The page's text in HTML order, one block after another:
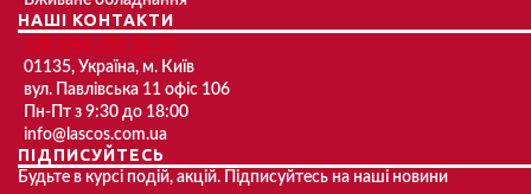
НАШІ КОНТАКТИ
+38 (044) 499-96-55
01135, Україна, м. Київ
вул. Павлівська 11 офіс 106
Пн-Пт з 9:30 до 18:00
info@lascos.com.ua
ПІДПИСУЙТЕСЬ
Будьте в курсі подій, акцій. Підписуйтесь на наші новини